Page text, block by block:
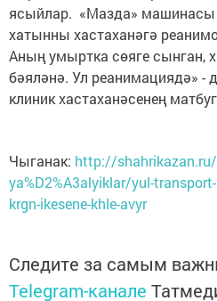
ясыйлар. «Мазда»
хатынны хастаханәгә
Аның умыртка сөяге сынган,
бәяләнә. Ул реанимациядә» -
клиник хастаханәсенең
Чыганак: http://
ya%D2%A3alyiklar/yul-
krgn-ikesene-khle-avyr
Следите за самым
Telegram-канале